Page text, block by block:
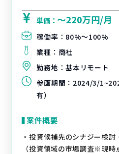
単価：〜220万円/月
稼働率： 80%〜100%
業種： 商社
勤務地：基本リモート
参画期間： 2024/3/
有）
案件概要
・投資候補先のシナジー検
（投資領域の市場調査※現